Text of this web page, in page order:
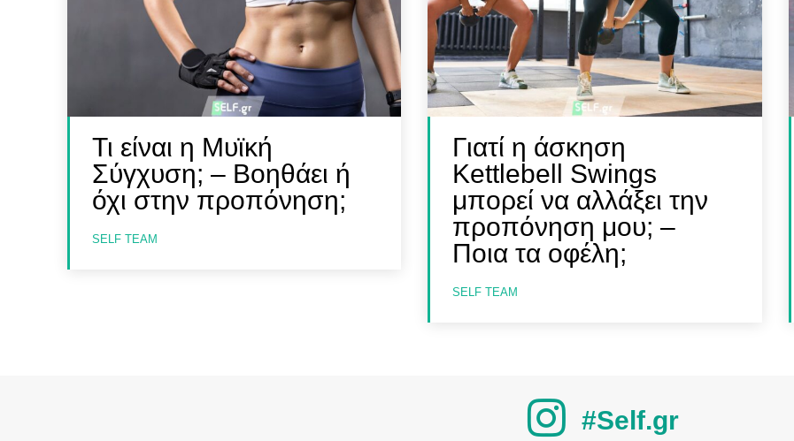
Τι είναι η Μυϊκή
Σύγχυση; – Βοηθάει ή
όχι στην προπόνηση;
SELF TEAM
Γιατί η άσκηση
Kettlebell Swings
μπορεί να αλλάξει την
προπόνηση μου; –
Ποια τα οφέλη;
SELF TEAM
#Self.gr